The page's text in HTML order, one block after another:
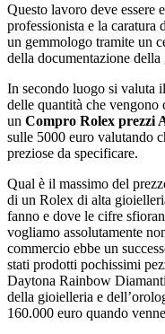
Questo lavoro deve essere
professionista e la caratura
un gemmologo tramite un
della documentazione
In secondo luogo si valuta
delle quantità che vengono
un Compro Rolex prezzi
sulle 5000 euro valutando
preziose da specificare.
Qual è il massimo del
di un Rolex di alta
fanno e dove le cifre
vogliamo assolutamente
commercio ebbe un
stati prodotti pochissimi
Daytona Rainbow
della gioielleria e
160.000 euro quando